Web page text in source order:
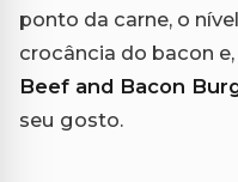
ponto da carne, o
crocância do bacon
Beef and Bacon
seu gosto.